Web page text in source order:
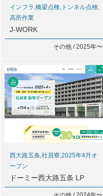
インフラ,橋梁点検,トンネル点検,
高所作業
J-WORK
その他 / 2025年〜
西大路五条,社員寮,2025年4月オ
ープン
ドーミー西大路五条 LP